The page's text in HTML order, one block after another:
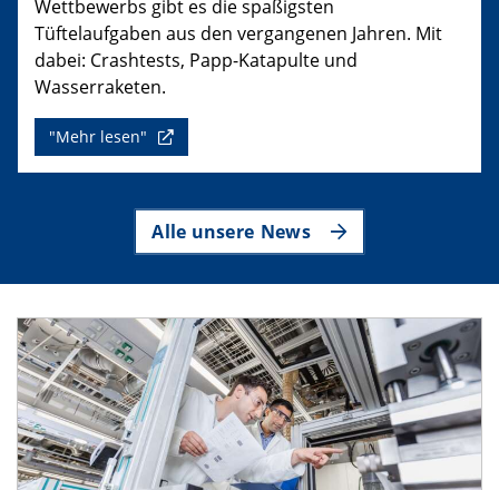
Wettbewerbs gibt es die spaßigsten
Tüftelaufgaben aus den vergangenen Jahren. Mit
dabei: Crashtests, Papp-Katapulte und
Wasserraketen.
"Mehr lesen"
Alle unsere News